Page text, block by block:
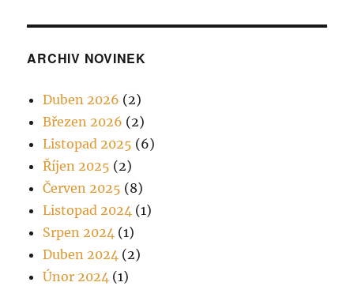
ARCHIV NOVINEK
Duben 2026 (2)
Březen 2026 (2)
Listopad 2025 (6)
Říjen 2025 (2)
Červen 2025 (8)
Listopad 2024 (1)
Srpen 2024 (1)
Duben 2024 (2)
Únor 2024 (1)